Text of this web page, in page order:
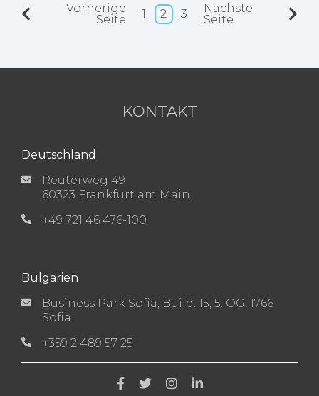
Vorherige
Seite
1 2 3
Nächste
Seite
KONTAKT
Deutschland
Reuterweg 49
60323 Frankfurt am Main
+49 721 46 476-100
Bulgarien
Business Park Sofia, Build. 15, 5. OG, 1766
Sofia
+359 2 489 57 25